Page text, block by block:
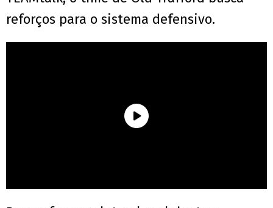
reforços para o sistema defensivo.